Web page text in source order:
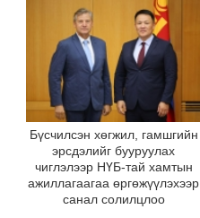
Бүсчилсэн хөгжил, гамшгийн
эрсдэлийг бууруулах
чиглэлээр НҮБ-тай хамтын
ажиллагаагаа өргөжүүлэхээр
санал солилцлоо